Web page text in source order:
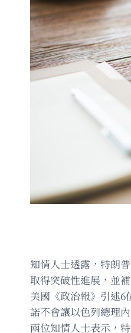
知情人士透露，特朗
取得突破性進展，並
美國《政治報》引述
諾不會讓以色列總理
兩位知情人士表示，